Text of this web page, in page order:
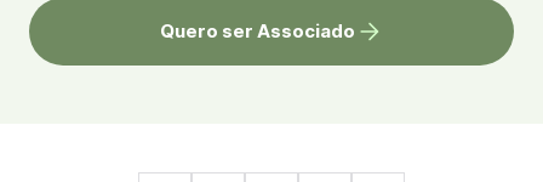
Quero ser Associado